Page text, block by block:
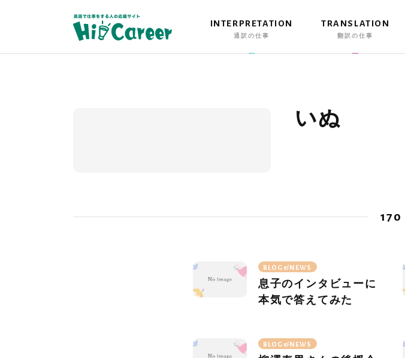
INTERPRETATION
通訳の仕事
TRANSLATION
翻訳の仕事
いぬ
170
BLOG&NEWS
息子のインタビューに
本気で答えてみた
BLOG&NEWS